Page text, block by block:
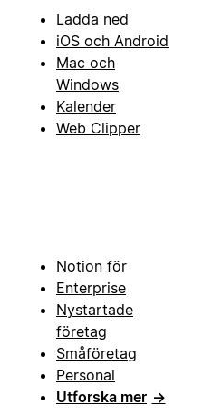
Ladda ned
iOS och Android
Mac och
Windows
Kalender
Web Clipper
Notion för
Enterprise
Nystartade
företag
Småföretag
Personal
Utforska mer →